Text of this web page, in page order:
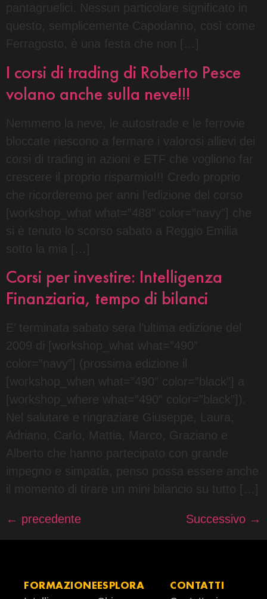
pantagruelici. Nessun particolare significato in
questo, semplicemente Capodanno, così come
Ferragosto, è una festa che non […]
I corsi di trading di Roberto Pesce
volano anche sulla neve!!!
Nemmeno la neve, le autostrade e le ferrovie
bloccate riescono a fermare i valorosi allievi dei
corsi di trading in azioni e ETF che vogliono far
crescere il proprio risparmio!!! Credo proprio
che ricorderemo per anni l’edizione del corso
[workshop_what what=”488″ color=”navy”] che
si è tenuto lo scorso sabato a Reggio Emilia
sotto la mia […]
Corsi per investire: Intelligenza
Finanziaria, tempo di bilanci
E’ terminata sabato sera l’ultima edizione del
2009 di [workshop_what what=”490″
color=”navy”] (prossima edizione il
[workshop_when what=”490″ color=”black”] a
[workshop_where what=”490″ color=”black”]).
Nel salutare e ringraziare Giuseppe, Laura,
Adriano, Carlo, Mattia, Marco, Graziano e
impegno e simpatia, penso possa essere anche
il momento di tirare un mini bilancio su tutto […]
← precedente Successivo →
FORMAZIONEESPLORA CONTATTI